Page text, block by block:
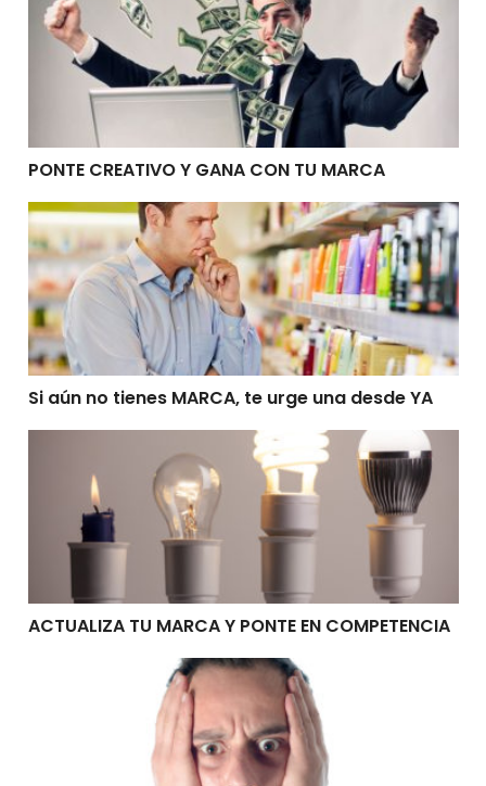
PONTE CREATIVO Y GANA CON TU MARCA
Si aún no tienes MARCA, te urge una desde YA
Si aún no tienes MARCA, te urge una desde YA
ACTUALIZA TU MARCA Y PONTE EN COMPETENCIA
ACTUALIZA TU MARCA Y PONTE EN COMPETENCIA
ALGUIEN MÁS UTILIZA MI MARCA ¿QUE HAGO?